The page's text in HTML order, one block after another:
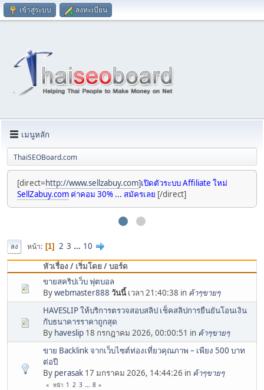
เข้าสู่ระบบ ลงทะเบียน
เมนูหลัก
ThaiSEOBoard.com
ลง หน้า 1 2 3 ... 10
หัวเรื่อง / เริ่มโดย / บอร์ด
ขายสคริปเว็บ ฟุตบอล
Bywebmaster888 วันนี้เวลา 21:40:38 in ค้าๆขายๆ
HAVESLIP ให้บริการตรวจสอบสลิป เช็คสลิปการยืนยันโอนเงิน
กับธนาคารราคาถูกสุด
By haveslip 18 กรกฎาคม 2026, 00:00:51 in ค้าๆขายๆ
ขาย Backlink จากเว็บไซต์ท่องเที่ยวคุณภาพ – เพียง 500 บาท
ต่อปี
By perasak 17 มกราคม 2026, 14:44:26 in ค้าๆขายๆ
หน้า 1 2 3 ... 8
[direct=http://www.sellzabuy.com]เปิดตัวระบบ Affiliate ใหม่
SellZabuy.com ค่าคอม 30% ... สมัครเลย [/direct]